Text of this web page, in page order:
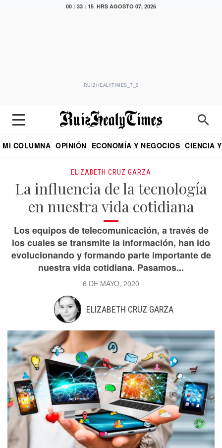
00 : 33 : 16 HRS AGOSTO 07, 2026
RUIZHEALYTIMES_T_0
MI COLUMNA OPINIÓN ECONOMÍA Y NEGOCIOS CIENCIA
ELIZABETH CRUZ GARZA
La influencia de la tecnología
en nuestra vida cotidiana
Los equipos de telecomunicación, a través de
los cuales se transmite la información, han ido
evolucionando y formando parte importante de
nuestra vida cotidiana. Pasamos...
6 DE MAYO, 2020
ELIZABETH CRUZ GARZA